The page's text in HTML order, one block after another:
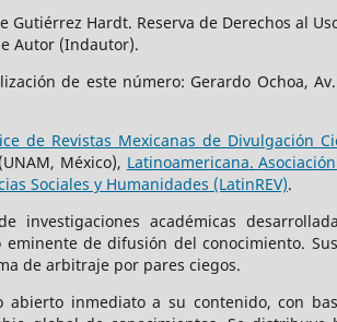
Gutiérrez Hardt. Reserva de Derechos al
Autor (Indautor).
de este número: Gerardo Ochoa,
de Revistas Mexicanas de Divulgación
México), Latinoamericana.
Sociales y Humanidades (LatinREV).
investigaciones académicas
de difusión del conocimiento.
de arbitraje por pares ciegos.
abierto inmediato a su contenido, con